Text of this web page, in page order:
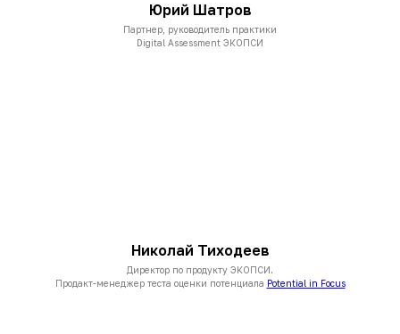
Юрий Шатров
Партнер, руководитель практики
Digital Assessment ЭКОПСИ
Николай Тиходеев
Директор по продукту ЭКОПСИ.
Продакт-менеджер теста оценки потенциала Potential in Focus